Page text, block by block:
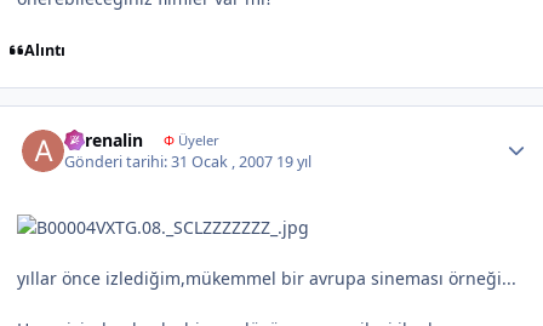
Alıntı
adrenalin ΦÜyeler
Gönderi tarihi:31 Ocak , 2007 19 yıl
yıllar önce izlediğim,mükemmel bir avrupa sineması örneği...